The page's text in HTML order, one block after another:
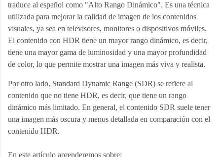
traduce al español como "Alto Rango Dinámico". Es una técnica
utilizada para mejorar la calidad de imagen de los contenidos
visuales, ya sea en televisores, monitores o dispositivos móviles.
El contenido con HDR tiene un mayor rango dinámico, es decir,
tiene una mayor gama de luminosidad y una mayor profundidad
de color, lo que permite mostrar una imagen más viva y realista.
Por otro lado, Standard Dynamic Range (SDR) se refiere al
contenido que no tiene HDR, es decir, que tiene un rango
dinámico más limitado. En general, el contenido SDR suele tener
una imagen más oscura y menos detallada en comparación con el
contenido HDR.
En este artículo aprenderemos sobre: